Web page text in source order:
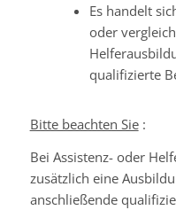
Es handelt
oder
qualifizierte
Bitte beachten Sie:
Bei Assistenz- oder
zusätzlich eine
anschließende